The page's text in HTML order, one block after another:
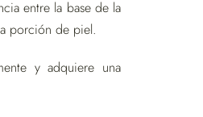
entre la base de la
porción de piel.
y adquiere una